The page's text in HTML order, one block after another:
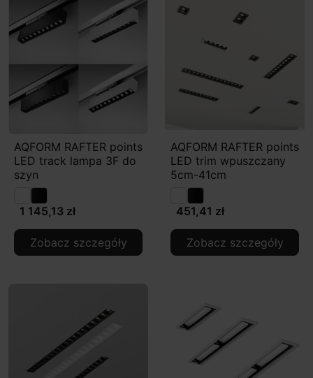
AQFORM RAFTER points
LED track lampa 3F do
szyn
1 145,13 zł
Zobacz szczegóły
AQFORM RAFTER points
LED trim wpuszczany
5cm-41cm
451,41 zł
Zobacz szczegóły